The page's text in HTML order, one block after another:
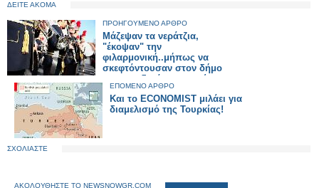
ΔΕΙΤΕ ΑΚΟΜΑ
ΠΡΟΗΓΟΥΜΕΝΟ ΑΡΘΡΟ
Μάζεψαν τα νεράτζια,
"έκοψαν" την
φιλαρμονική..μήπως να
σκεφτόντουσαν στον δήμο
και το ενδεχόμενο να γίνει η
παρέλαση μέσα στο
δημαρχείο για πιο σίγουρα;
ΕΠΟΜΕΝΟ ΑΡΘΡΟ
Και τo ΕCONOMIST μιλάει για
διαμελισμό της Τουρκίας!
ΣΧΟΛΙΑΣΤΕ
ΑΚΟΛΟΥΘΗΣΤΕ ΤΟ NEWSNOWGR.COM